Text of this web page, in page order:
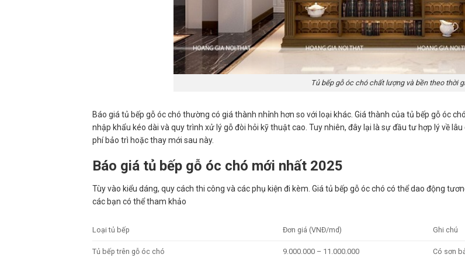
Tủ bếp gỗ óc chó chất lượng và bền theo thời
Báo giá tủ bếp gỗ óc chó thường có giá thành nhỉnh hơn so với loại khác. Giá thành của tủ bếp gỗ óc
nhập khẩu kéo dài và quy trình xử lý gỗ đòi hỏi kỹ thuật cao. Tuy nhiên, đây lại là sự đầu tư hợp lý về
phí bảo trì hoặc thay mới sau này.
Báo giá tủ bếp gỗ óc chó mới nhất 2025
Tùy vào kiểu dáng, quy cách thi công và các phụ kiện đi kèm. Giá tủ bếp gỗ óc chó có thể dao động
các bạn có thể tham khảo
Loại tủ bếp Đơn giá (VNĐ/md) Ghi chú
Tủ bếp trên gỗ óc chó 9.000.000 – 11.000.000 Có sơn